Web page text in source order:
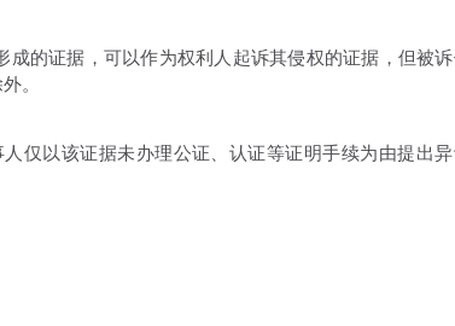
的证据，可以作为权利人起诉其侵权的证据，但被
。
以该证据未办理公证、认证等证明手续为由提出